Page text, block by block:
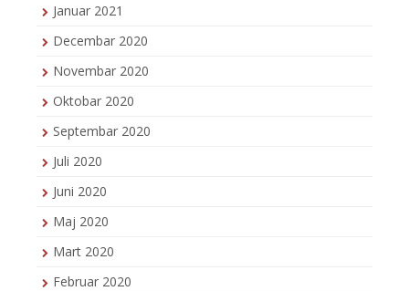
Januar 2021
Decembar 2020
Novembar 2020
Oktobar 2020
Septembar 2020
Juli 2020
Juni 2020
Maj 2020
Mart 2020
Februar 2020